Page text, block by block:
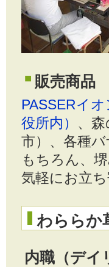
販売商品
PASSERイ
役所内） 、
市）、各種
もちろん、
気軽にお立ち
わららか
内職（デイ